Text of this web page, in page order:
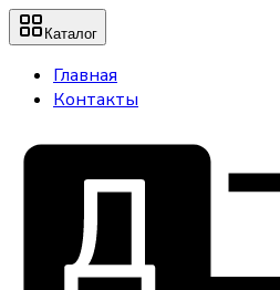
Каталог
Главная
Контакты